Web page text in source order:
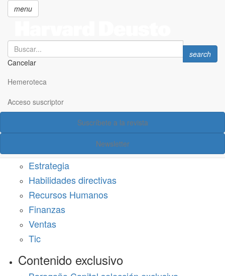
principal
menu
Search
Cancelar
Search
search
Hemeroteca
Acceso suscriptor
Suscríbete a la revista
Newsletter
Acceso suscriptor
Estrategia
Habilidades directivas
Recursos Humanos
Finanzas
Ventas
Tic
Contenido exclusivo